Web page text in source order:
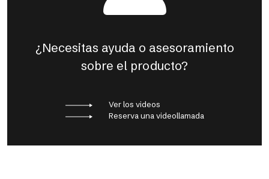
¿Necesitas ayuda o asesoramiento
sobre el producto?
Ver los videos
Reserva una videollamada